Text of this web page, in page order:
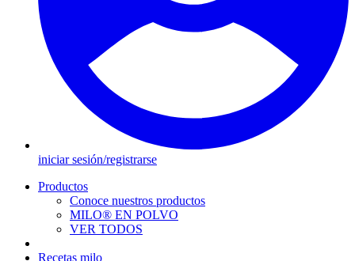
iniciar sesión/registrarse
navigation
Productos
Conoce nuestros productos
MILO® EN POLVO
VER TODOS
Recetas milo